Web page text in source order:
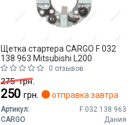
Щетка стартера CARGO F 032
138 963 Mitsubishi L200
0 отзывов
275грн.
250 грн. отправка завтра
Артикул:
F 032 138 963
CARGO
Дания